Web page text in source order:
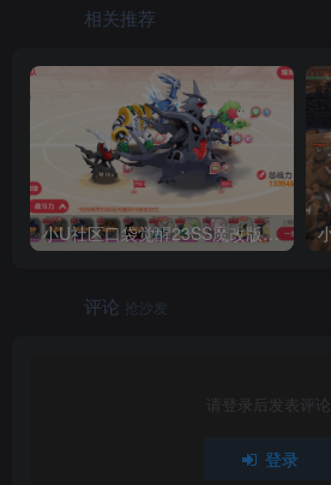
相关推荐
小U社区口袋觉醒23SS魔改版服务端横版卡牌手游+Linux手工服务端+GM授权后台+搭建视频
评论 抢沙发
请登录后发表评论
登录